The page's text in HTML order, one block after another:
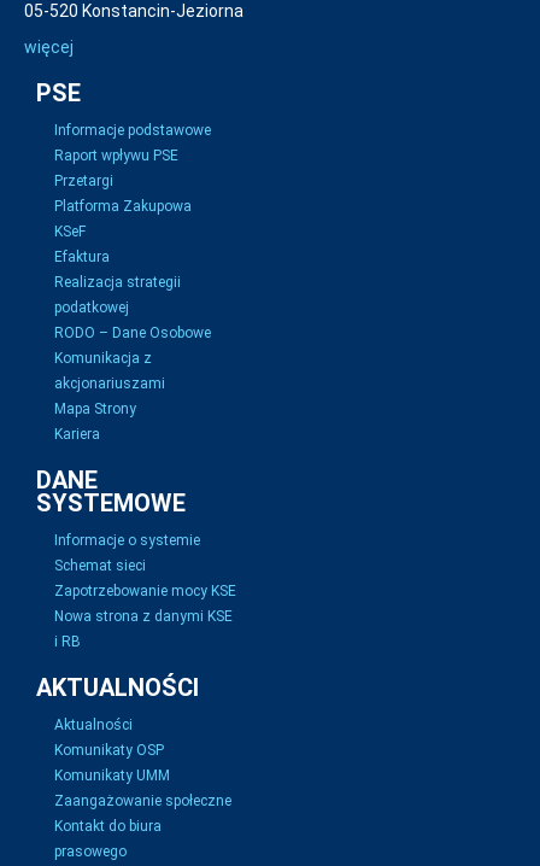
05-520 Konstancin-Jeziorna
więcej
PSE
Informacje podstawowe
Raport wpływu PSE
Przetargi
Platforma Zakupowa
KSeF
Efaktura
Realizacja strategii
podatkowej
RODO – Dane Osobowe
Komunikacja z
akcjonariuszami
Mapa Strony
Kariera
DANE
SYSTEMOWE
Informacje o systemie
Schemat sieci
Zapotrzebowanie mocy KSE
Nowa strona z danymi KSE
i RB
AKTUALNOŚCI
Aktualności
Komunikaty OSP
Komunikaty UMM
Zaangażowanie społeczne
Kontakt do biura
prasowego